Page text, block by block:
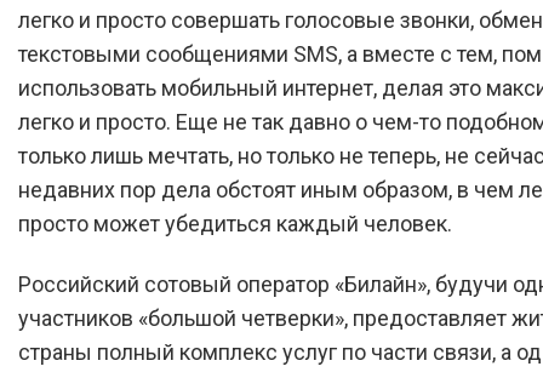
легко и просто совершать голосовые звонки,
текстовыми сообщениями SMS, а вместе с тем,
использовать мобильный интернет, делая это
легко и просто. Еще не так давно о чем-то
только лишь мечтать, но только не теперь, не
недавних пор дела обстоят иным образом, в чем
просто может убедиться каждый человек.
Российский сотовый оператор «Билайн», будучи
участников «большой четверки», предоставляет
страны полный комплекс услуг по части связи, а